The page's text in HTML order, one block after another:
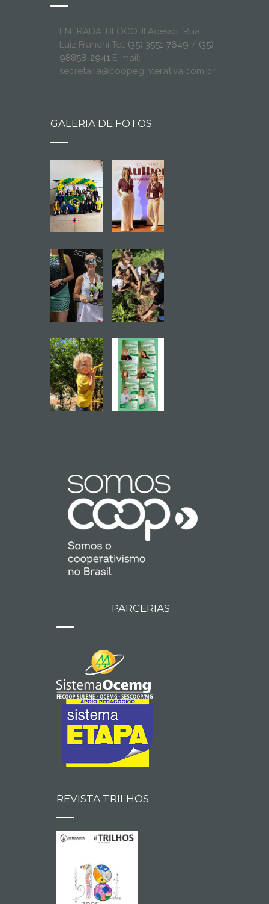
ENTRADA: BLOCO III Acesso: Rua
Luiz Franchi Tel: (35) 3551-7649 / (35)
98858-2941 E-mail:
secretaria@coopeginterativa.com.br
GALERIA DE FOTOS
PARCERIAS
REVISTA TRILHOS